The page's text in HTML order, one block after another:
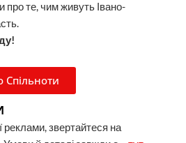
про те, чим живуть Івано-
Спільноти
реклами, звертайтеся на